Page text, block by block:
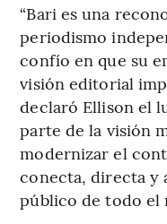
“Bari es una
periodismo
confío en que su
visión editorial
declaró Ellison el
parte de la visión
modernizar el
conecta, directa y
público de todo el